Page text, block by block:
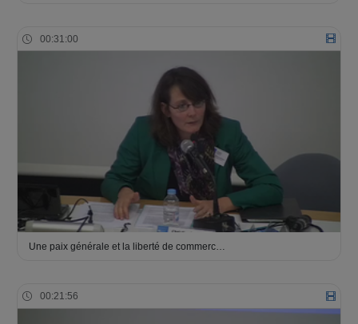
00:31:00
Une paix générale et la liberté de commerc…
00:21:56